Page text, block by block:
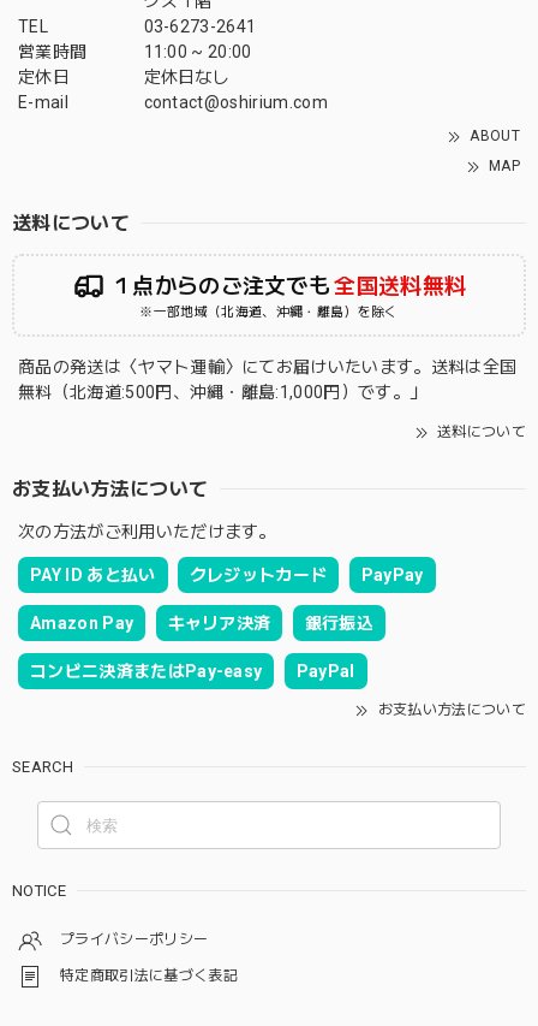
TEL
03-6273-2641
営業時間
11:00 ~ 20:00
定休日
定休日なし
E-mail
contact@oshirium.com
ABOUT
MAP
送料について
１点からのご注文でも 全国送料無料
※一部地域（北海道、沖縄・離島）を除く
商品の発送は〈ヤマト運輸〉にてお届けいたいます。送料は全国
無料（北海道:500円、沖縄・離島:1,000円）です。」
送料について
お支払い方法について
次の方法がご利用いただけます。
PAY ID あと払い クレジットカード PayPay
Amazon Pay キャリア決済 銀行振込
コンビニ決済またはPay-easy PayPal
お支払い方法について
SEARCH
NOTICE
プライバシーポリシー
特定商取引法に基づく表記